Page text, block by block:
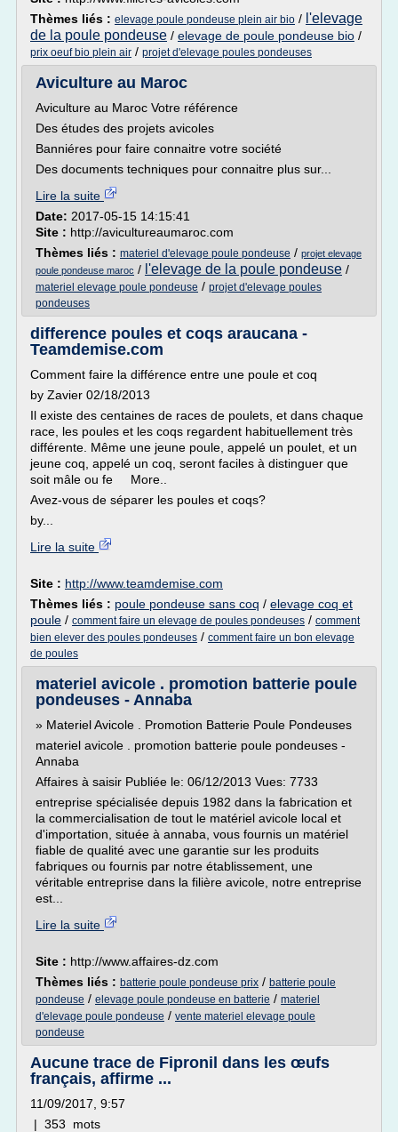
Thèmes liés : elevage poule pondeuse plein air bio / l'elevage
de la poule pondeuse / elevage de poule pondeuse bio /
prix oeuf bio plein air / projet d'elevage poules pondeuses
Aviculture au Maroc
Aviculture au Maroc Votre référence
Des études des projets avicoles
Banniéres pour faire connaitre votre société
Des documents techniques pour connaitre plus sur...
Lire la suite
Date: 2017-05-15 14:15:41
Site : http://avicultureaumaroc.com
Thèmes liés : materiel d'elevage poule pondeuse / projet elevage
poule pondeuse maroc / l'elevage de la poule pondeuse /
materiel elevage poule pondeuse / projet d'elevage poules
pondeuses
difference poules et coqs araucana -
Teamdemise.com
Comment faire la différence entre une poule et coq
by Zavier 02/18/2013
Il existe des centaines de races de poulets, et dans chaque
race, les poules et les coqs regardent habituellement très
différente. Même une jeune poule, appelé un poulet, et un
jeune coq, appelé un coq, seront faciles à distinguer que
soit mâle ou fe More..
Avez-vous de séparer les poules et coqs?
by...
Lire la suite
Site : http://www.teamdemise.com
Thèmes liés : poule pondeuse sans coq / elevage coq et
poule / comment faire un elevage de poules pondeuses / comment
bien elever des poules pondeuses / comment faire un bon elevage
de poules
materiel avicole . promotion batterie poule
pondeuses - Annaba
» Materiel Avicole . Promotion Batterie Poule Pondeuses
materiel avicole . promotion batterie poule pondeuses -
Annaba
Affaires à saisir Publiée le: 06/12/2013 Vues: 7733
entreprise spécialisée depuis 1982 dans la fabrication et
la commercialisation de tout le matériel avicole local et
d'importation, située à annaba, vous fournis un matériel
fiable de qualité avec une garantie sur les produits
fabriques ou fournis par notre établissement, une
véritable entreprise dans la filière avicole, notre entreprise
est...
Lire la suite
Site : http://www.affaires-dz.com
Thèmes liés : batterie poule pondeuse prix / batterie poule
pondeuse / elevage poule pondeuse en batterie / materiel
d'elevage poule pondeuse / vente materiel elevage poule
pondeuse
Aucune trace de Fipronil dans les œufs
français, affirme ...
11/09/2017, 9:57
| 353 mots